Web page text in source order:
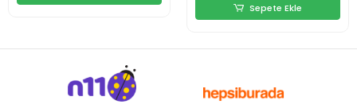
Sepete Ekle